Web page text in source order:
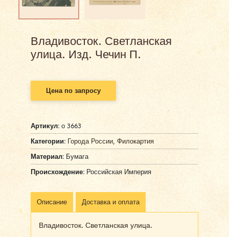
Владивосток. Светланская
улица. Изд. Чечин П.
Цена по запросу
Артикул:о 3663
Категории: Города России,Филокартия
Материал:Бумага
Происхождение: Российская Империя
Описание Доставка и оплата
Владивосток. Светланская улица.